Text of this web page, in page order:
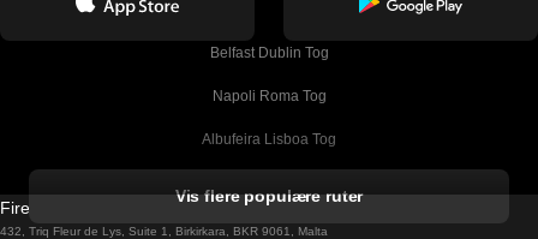
Belfast Dublin Tog
Napoli Roma Tog
Albufeira Lisboa Tog
Barcelona Madrid Tog
Vis flere populære ruter
Firebird GT Limited (OC 1451)
432, Triq Fleur de Lys, Suite 1, Birkirkara, BKR 9061, Malta